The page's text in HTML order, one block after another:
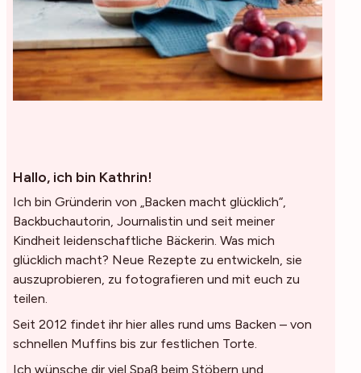
Hallo, ich bin Kathrin!
Ich bin Gründerin von „Backen macht glücklich“,
Backbuchautorin, Journalistin und seit meiner
Kindheit leidenschaftliche Bäckerin. Was mich
glücklich macht? Neue Rezepte zu entwickeln, sie
auszuprobieren, zu fotografieren und mit euch zu
teilen.
Seit 2012 findet ihr hier alles rund ums Backen – von
schnellen Muffins bis zur festlichen Torte.
Ich wünsche dir viel Spaß beim Stöbern und